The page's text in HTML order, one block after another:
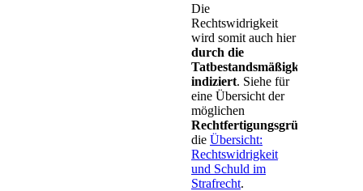
Die
Rechtswidrigkeit
wird somit auch hier
durch die
Tatbestandsmäßigkeit
indiziert. Siehe für
eine Übersicht der
möglichen
Rechtfertigungsgründe
die Übersicht:
Rechtswidrigkeit
und Schuld im
Strafrecht.